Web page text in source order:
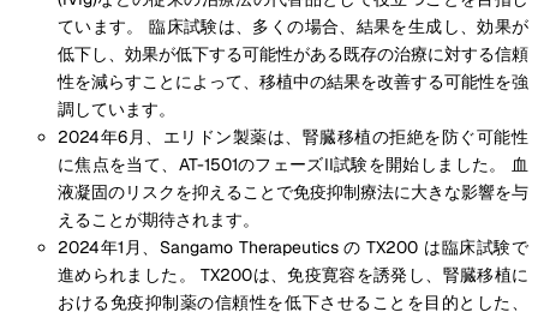
ています。 臨床試験は、多くの場合、結果を生成し、効果が
低下し、効果が低下する可能性がある既存の治療に対する信頼
性を減らすことによって、移植中の結果を改善する可能性を強
調しています。
2024年6月、エリドン製薬は、腎臓移植の拒絶を防ぐ可能性
に焦点を当て、AT-1501のフェーズII試験を開始しました。 血
液凝固のリスクを抑えることで免疫抑制療法に大きな影響を与
えることが期待されます。
2024年1月、Sangamo Therapeutics の TX200 は臨床試験で
進められました。 TX200は、免疫寛容を誘発し、腎臓移植に
おける免疫抑制薬の信頼性を低下させることを目的とした、